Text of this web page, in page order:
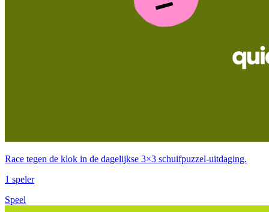
Race tegen de klok in de dagelijkse 3×3 schuifpuzzel‑uitdaging.
1 speler
Speel